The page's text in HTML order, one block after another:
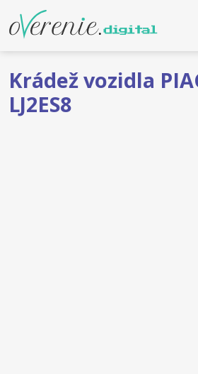
Krádež vozidla
LJ2ES8